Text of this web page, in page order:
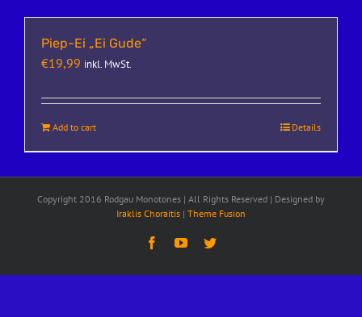
Piep-Ei „Ei Gude“
€19,99 inkl. MwSt.
Add to cart Details
Copyright 2016 Rodgau Monotones | All Rights Reserved | Designed by
Iraklis Choraitis | Theme Fusion
FacebookYouTubeTwitter